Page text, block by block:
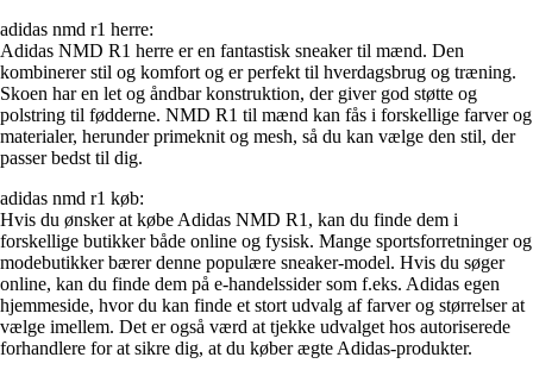
adidas nmd r1 herre:
Adidas NMD R1 herre er en fantastisk sneaker til mænd. Den
kombinerer stil og komfort og er perfekt til hverdagsbrug og træning.
Skoen har en let og åndbar konstruktion, der giver god støtte og
polstring til fødderne. NMD R1 til mænd kan fås i forskellige farver og
materialer, herunder primeknit og mesh, så du kan vælge den stil, der
passer bedst til dig.
adidas nmd r1 køb:
Hvis du ønsker at købe Adidas NMD R1, kan du finde dem i
forskellige butikker både online og fysisk. Mange sportsforretninger og
modebutikker bærer denne populære sneaker-model. Hvis du søger
online, kan du finde dem på e-handelssider som f.eks. Adidas egen
hjemmeside, hvor du kan finde et stort udvalg af farver og størrelser at
vælge imellem. Det er også værd at tjekke udvalget hos autoriserede
forhandlere for at sikre dig, at du køber ægte Adidas-produkter.